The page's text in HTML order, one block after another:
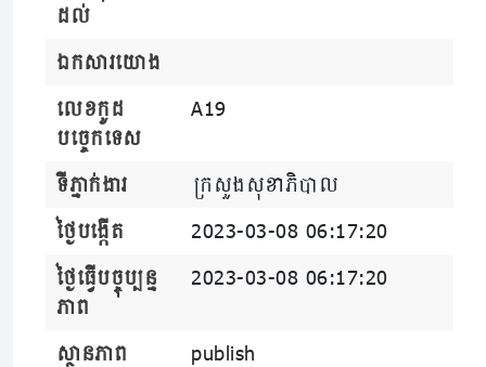
ដល់
ឯកសារយោង
លេខកូដ
បច្ចេកទេស
A19
ទីភ្នាក់ងារ
ក្រសួងសុខាភិបាល
ថ្ងៃបង្កើត
2023-03-08 06:17:20
ថ្ងៃធ្វើបច្ចុប្បន្ន
ភាព
2023-03-08 06:17:20
ស្ថានភាព
publish